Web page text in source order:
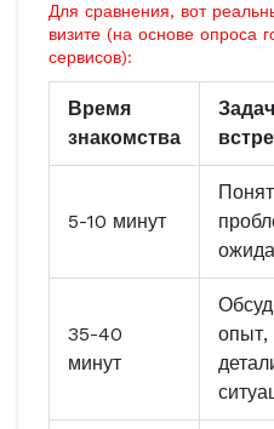
Для сравнения, вот
визите (на основе опроса
сервисов):
Время
знакомства
5-10 минут
35-40
минут
опыт,